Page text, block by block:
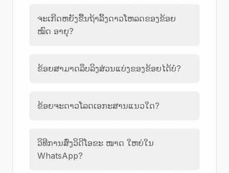
ຈະເກີດຫຍັງຂື້ນຖ້າລິ້ງດາວໂຫລດຂອງຂ້ອຍ
ໝົດ ອາຍຸ?
ຂ້ອຍສາມາດລຶບລິງສ່ວນແບ່ງຂອງຂ້ອຍໄດ້ບໍ?
ຂ້ອຍຈະດາວໂລດເອກະສານແນວໃດ?
ວິທີການສົ່ງວິດີໂອຂະ ໜາດ ໃຫຍ່ໃນ
WhatsApp?